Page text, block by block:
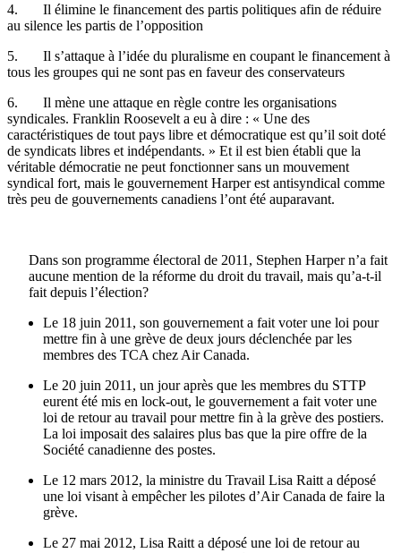
4. Il élimine le financement des partis politiques afin de réduire
au silence les partis de l’opposition
5. Il s’attaque à l’idée du pluralisme en coupant le financement à
tous les groupes qui ne sont pas en faveurdes conservateurs
6. Il mène une attaque en règle contre les organisations
syndicales. Franklin Roosevelt a eu à dire : « Une des
caractéristiques de tout pays libre et démocratique est qu’il soit doté
de syndicats libres et indépendants. » Et il est bien établi que la
véritable démocratie ne peut fonctionnersans un mouvement
syndical fort, mais le gouvernement Harperest antisyndical comme
très peu de gouvernements canadiens l’ont été auparavant.
Dans son programme électoral de 2011, Stephen Harpern’a fait
aucune mention de la réforme du droit du travail, mais qu’a-t-il
fait depuis l’élection?
Le 18 juin 2011, son gouvernement a fait voterune loi pour
mettre fin à une grève de deux jours déclenchée par les
membres des TCA chez Air Canada.
Le 20 juin 2011, un jouraprès que les membres du STTP
eurent été mis en lock-out, le gouvernement a fait voterune
loi de retourau travail pourmettre fin à la grève des postiers.
La loi imposait des salaires plus bas que la pire offre de la
Société canadienne des postes.
Le 12 mars 2012, la ministre du Travail Lisa Raitt a déposé
une loi visant à empêcherles pilotes d’AirCanada de faire la
grève.
Le 27 mai 2012, Lisa Raitt a déposé une loi de retourau